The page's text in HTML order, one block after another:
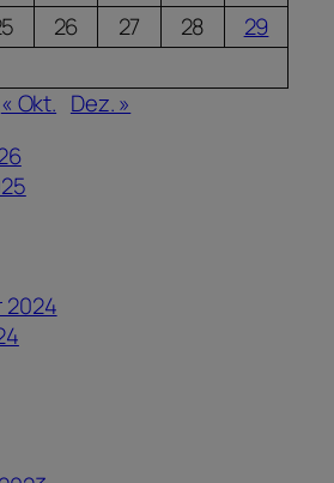
26 27 28
29
« Okt. Dez. »
2024